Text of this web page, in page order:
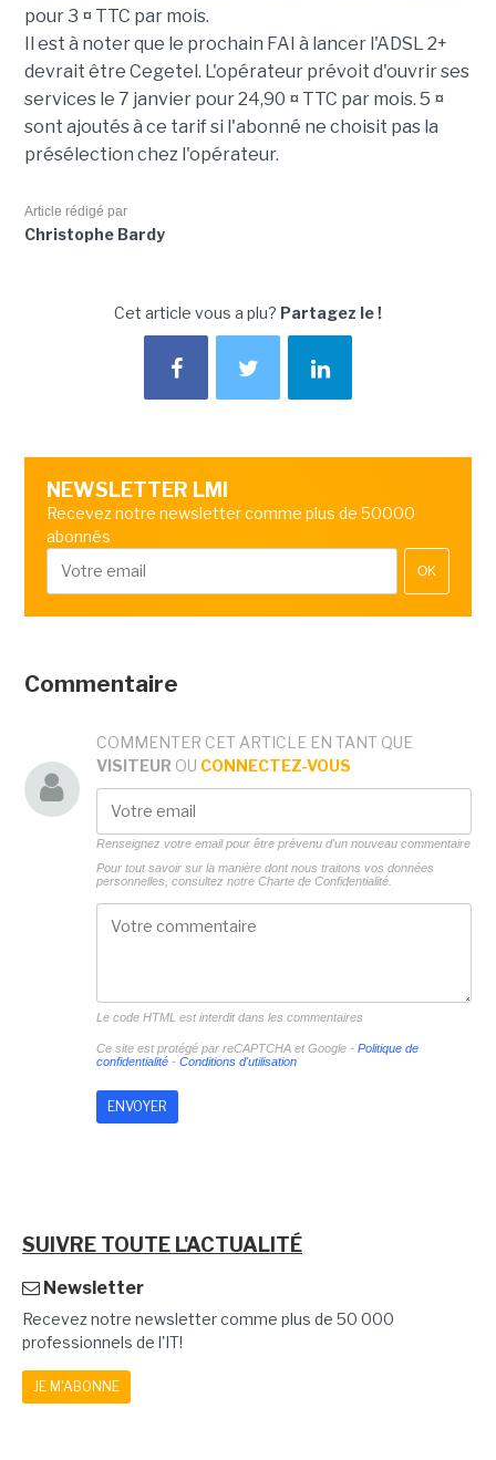
pour 3 ¤ TTC par mois.
Il est à noter que le prochain FAI à lancer l'ADSL 2+
devrait être Cegetel. L'opérateur prévoit d'ouvrir ses
services le 7 janvier pour 24,90 ¤ TTC par mois. 5 ¤
sont ajoutés à ce tarif si l'abonné ne choisit pas la
présélection chez l'opérateur.
Article rédigé par
Christophe Bardy
Cet article vous a plu? Partagez le !
NEWSLETTER LMI
Recevez notre newsletter comme plus de 50000
abonnés
OK
Commentaire
COMMENTER CET ARTICLE EN TANT QUE
VISITEUR OU CONNECTEZ-VOUS
Renseignez votre email pour être prévenu d'un nouveau commentaire
Pour tout savoir sur la manière dont nous traitons vos données
personnelles, consultez notre Charte de Confidentialité.
Le code HTML est interdit dans les commentaires
Ce site est protégé par reCAPTCHA et Google - Politique de
confidentialité- Conditions d'utilisation
SUIVRE TOUTE L'ACTUALITÉ
Newsletter
Recevez notre newsletter comme plus de 50 000
professionnels de l'IT!
JE M'ABONNE